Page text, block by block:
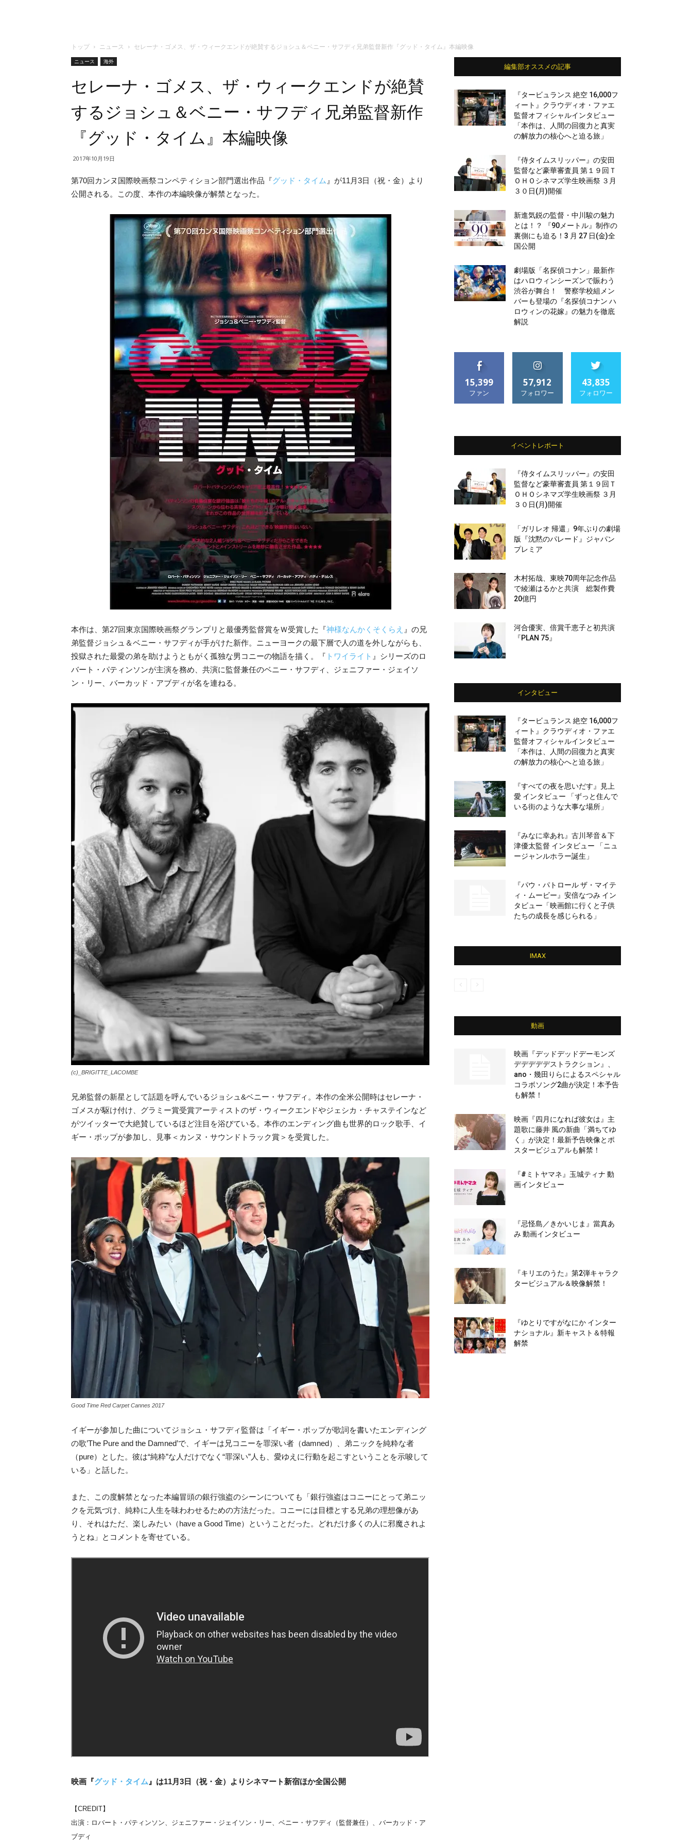
トップ ニュース セレーナ・ゴメス、ザ・ウィークエンドが絶賛するジョシュ＆ベニー・サフディ兄弟監督新作『グッド・タイム』本編映像
ニュース 海外
セレーナ・ゴメス、ザ・ウィークエンドが絶賛
するジョシュ＆ベニー・サフディ兄弟監督新作
『グッド・タイム』本編映像
2017年10月19日
第70回カンヌ国際映画祭コンペティション部門選出作品『グッド・タイム 』が11月3日（祝・金）より
公開される。この度、本作の本編映像が解禁となった。
本作は、第27回東京国際映画祭グランプリと最優秀監督賞をＷ受賞した『神様なんかくそくらえ 』の兄
弟監督ジョシュ＆ベニー・サフディが手がけた新作。ニューヨークの最下層で人の道を外しながらも、
投獄された最愛の弟を助けようともがく孤独な男コニーの物語を描く。『 トワイライト 』シリーズのロ
バート・パティンソンが主演を務め、共演に監督兼任のベニー・サフディ、ジェニファー・ジェイソ
ン・リー、バーカッド・アブディが名を連ねる。
(c)_BRIGITTE_LACOMBE
兄弟監督の新星として話題を呼んでいるジョシュ&ベニー・サフディ 。 本作の全米公開時はセレーナ・
ゴメスが駆け付け、グラミー賞受賞アーティストのザ・ウィークエンドやジェシカ・チャステインなど
がツイッターで大絶賛しているほど注目を浴びている。本作のエンディング曲も世界的ロック歌手、イ
ギー・ポップが参加し、見事＜カンヌ・サウンドトラック賞＞を受賞した。
Good Time Red Carpet Cannes 2017
イギーが参加した曲についてジョシュ・サフディ監督は「イギー・ポップが歌詞を書いたエンディング
の歌’The Pure and the Damned’で、イギーは兄コニーを罪深い者（damned）、弟ニックを純粋な者
（pure）とした。彼は“純粋”な人だけでなく“罪深い”人も、愛ゆえに行動を起こすということを示唆して
いる」と話した。
また、この度解禁となった本編冒頭の銀行強盗のシーンについても「銀行強盗はコニーにとって弟ニッ
クを元気づけ、純粋に人生を味わわせるための方法だった。コニーには目標とする兄弟の理想像があ
り、それはただ、楽しみたい（have a Good Time）ということだった。どれだけ多くの人に邪魔されよ
うとね」とコメントを寄せている。
映画『グッド・タイム 』は11月3日（祝・金）よりシネマート新宿ほか全国公開
【CREDIT】
出演：ロバート・パティンソン、ジェニファー・ジェイソン・リー、ベニー・サフディ（監督兼任）、バーカッド・ア
ブディ
編集部オススメの記事
『タービュランス 絶空 16,000フ
ィート』クラウディオ・ファエ
監督オフィシャルインタビュー
「本作は、人間の回復力と真実
の解放力の核心へと迫る旅」
『侍タイムスリッパー』の安田
監督など豪華審査員 第１９回Ｔ
ＯＨＯシネマズ学生映画祭 ３月
３０日(月)開催
新進気鋭の監督・中川駿の魅力
とは！？ 『90メートル』制作の
裏側にも迫る！3 月 27 日(金)全
国公開
劇場版「名探偵コナン」最新作
はハロウィンシーズンで賑わう
渋谷が舞台！ 警察学校組メン
バーも登場の『名探偵コナン ハ
ロウィンの花嫁』の魅力を徹底
解説
15,399
ファン
57,912
フォロワー
43,835
フォロワー
イベントレポート
『侍タイムスリッパー』の安田
監督など豪華審査員 第１９回Ｔ
ＯＨＯシネマズ学生映画祭 ３月
３０日(月)開催
「ガリレオ 帰還」9年ぶりの劇場
版『沈黙のパレード』ジャパン
プレミア
木村拓哉、東映70周年記念作品
で綾瀬はるかと共演 総製作費
20億円
河合優実、倍賞千恵子と初共演
『PLAN 75』
インタビュー
『タービュランス 絶空 16,000フ
ィート』クラウディオ・ファエ
監督オフィシャルインタビュー
「本作は、人間の回復力と真実
の解放力の核心へと迫る旅」
『すべての夜を思いだす』見上
愛 インタビュー 「ずっと住んで
いる街のような大事な場所」
『みなに幸あれ』古川琴音＆下
津優太監督 インタビュー 「ニュ
ージャンルホラー誕生」
『パウ・パトロール ザ・マイテ
ィ・ムービー』安倍なつみ イン
タビュー「映画館に行くと子供
たちの成長を感じられる」
IMAX
動画
映画『デッドデッドデーモンズ
デデデデデストラクション』、
ano・幾田りらによるスペシャル
コラボソング2曲が決定！本予告
も解禁！
映画『四月になれば彼女は』主
題歌に藤井 風の新曲「満ちてゆ
く」が決定！最新予告映像とポ
スタービジュアルも解禁！
『#ミトヤマネ』玉城ティナ 動
画インタビュー
『忌怪島／きかいじま』當真あ
み 動画インタビュー
『キリエのうた』第2弾キャラク
タービジュアル＆映像解禁！
『ゆとりですがなにか インター
ナショナル』新キャスト＆特報
解禁